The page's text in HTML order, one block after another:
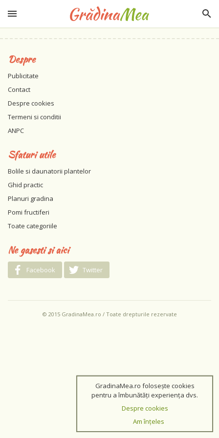
Despre
Publicitate
Contact
Despre cookies
Termeni si conditii
ANPC
Sfaturi utile
Bolile si daunatorii plantelor
Ghid practic
Planuri gradina
Pomi fructiferi
Toate categoriile
Ne gasesti si aici
Facebook Twitter
© 2015 GradinaMea.ro / Toate drepturile rezervate
GradinaMea.ro folosește cookies
pentru a îmbunătăți experiența dvs.
Despre cookies
Am înțeles